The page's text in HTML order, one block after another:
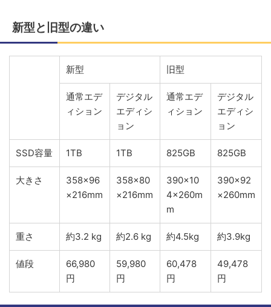
新型と旧型の違い
新型 旧型
通常エデ
ィション
デジタル
エディシ
ョン
通常エデ
ィション
デジタル
エディシ
ョン
SSD容量 1TB 1TB 825GB 825GB
大きさ
358×96
×216mm
358×80
×216mm
390×10
4×260m
m
390×92
×260mm
重さ 約3.2 kg 約2.6 kg 約4.5kg 約3.9kg
値段
66,980
円
59,980
円
60,478
円
49,478
円